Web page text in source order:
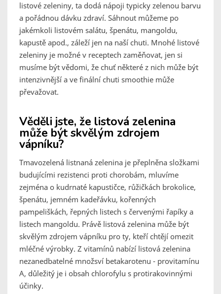
listové zeleniny, ta dodá nápoji typicky zelenou barvu
a pořádnou dávku zdraví. Sáhnout můžeme po
jakémkoli listovém salátu, špenátu, mangoldu,
kapustě apod., záleží jen na naší chuti. Mnohé listové
zeleniny je možné v receptech zaměňovat, jen si
musíme být vědomi, že chuť některé z nich může být
intenzivnější a ve finální chuti smoothie může
převažovat.
Věděli jste, že listová zelenina
může být skvělým zdrojem
vápníku?
Tmavozelená listnaná zelenina je přeplněna složkami
budujícími rezistenci proti chorobám, mluvíme
zejména o kudrnaté kapustičce, růžičkách brokolice,
špenátu, jemném kadeřávku, kořenných
pampeliškách, řepných listech s červenými řapíky a
listech mangoldu. Právě listová zelenina může být
skvělým zdrojem vápníku pro ty, kteří chtějí omezit
mléčné výrobky. Z vitamínů nabízí listová zelenina
nezanedbatelné množsví betakarotenu - provitamínu
A, důležitý je i obsah chlorofylu s protirakovinnými
účinky.